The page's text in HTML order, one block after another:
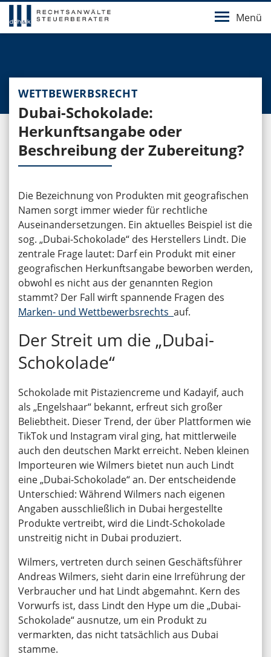
Menü
WETTBEWERBSRECHT
Dubai-Schokolade:
Herkunftsangabe oder
Beschreibung der Zubereitung?
Die Bezeichnung von Produkten mit geografischen
Namen sorgt immer wieder für rechtliche
Auseinandersetzungen. Ein aktuelles Beispiel ist die
sog. „Dubai-Schokolade“ des Herstellers Lindt. Die
zentrale Frage lautet: Darf ein Produkt mit einer
geografischen Herkunftsangabe beworben werden,
obwohl es nicht aus der genannten Region
stammt? Der Fall wirft spannende Fragen des
Marken- und Wettbewerbsrechts auf.
Der Streit um die „Dubai-
Schokolade“
Schokolade mit Pistaziencreme und Kadayif, auch
als „Engelshaar“ bekannt, erfreut sich großer
Beliebtheit. Dieser Trend, der über Plattformen wie
TikTok und Instagram viral ging, hat mittlerweile
auch den deutschen Markt erreicht. Neben kleinen
Importeuren wie Wilmers bietet nun auch Lindt
eine „Dubai-Schokolade“ an. Der entscheidende
Unterschied: Während Wilmers nach eigenen
Angaben ausschließlich in Dubai hergestellte
Produkte vertreibt, wird die Lindt-Schokolade
unstreitig nicht in Dubai produziert.
Wilmers, vertreten durch seinen Geschäftsführer
Andreas Wilmers, sieht darin eine Irreführung der
Verbraucher und hat Lindt abgemahnt. Kern des
Vorwurfs ist, dass Lindt den Hype um die „Dubai-
Schokolade“ ausnutze, um ein Produkt zu
vermarkten, das nicht tatsächlich aus Dubai
stamme.